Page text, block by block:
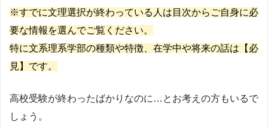
※すでに文理選択が終わっている人は目次からご自身に必
要な情報を選んでご覧ください。
特に文系理系学部の種類や特徴、在学中や将来の話は【必
見】です。
高校受験が終わったばかりなのに…とお考えの方もいるで
しょう。